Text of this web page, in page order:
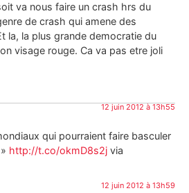
va nous faire un crash hrs du
de crash qui amene des
la, la plus grande democratie du
visage rouge. Ca va pas etre joli
12 juin 2012 à 13h55
qui pourraient faire basculer
http://t.co/okmD8s2j via
12 juin 2012 à 13h59